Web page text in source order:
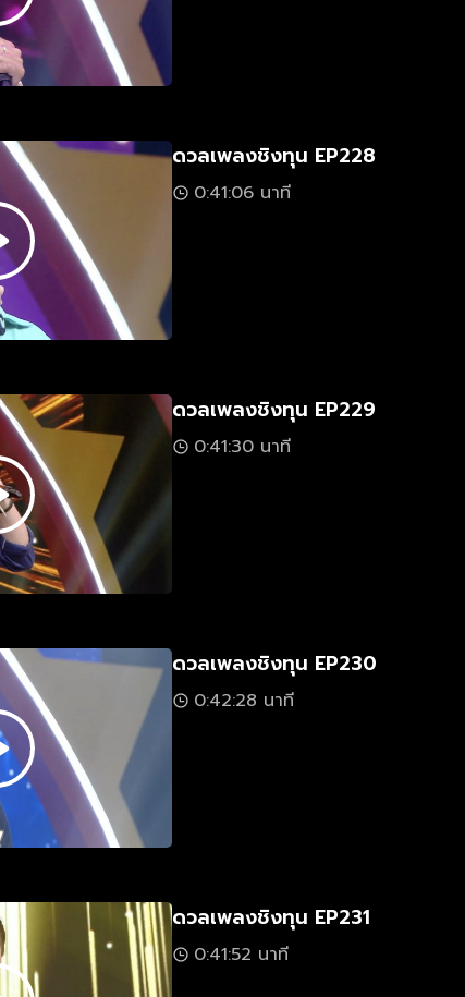
ดวลเพลงชิงทุน EP228
0:41:06 นาที
ดวลเพลงชิงทุน EP229
0:41:30 นาที
ดวลเพลงชิงทุน EP230
0:42:28 นาที
ดวลเพลงชิงทุน EP231
0:41:52 นาที